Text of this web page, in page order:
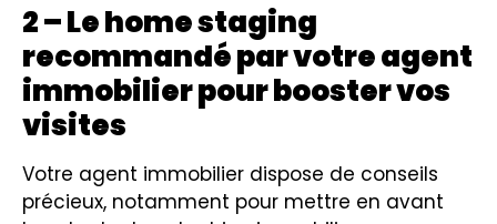
2 – Le home staging
recommandé par votre agent
immobilier pour booster vos
visites
Votre agent immobilier dispose de conseils
précieux, notamment pour mettre en avant